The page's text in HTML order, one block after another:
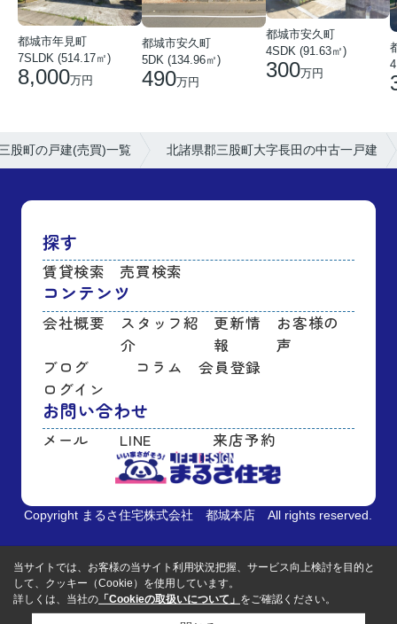
都城市年見町
7SLDK (514.17㎡)
8,000万円
都城市安久町
5DK (134.96㎡)
490万円
都城市安久町
4SDK (91.63㎡)
300万円
股町の戸建(売買)一覧 北諸県郡三股町大字長田の中古一戸建
探す
賃貸検索 売買検索
コンテンツ
会社概要
スタッフ紹
介
更新情
報
お客様の
声
ブログ
コラム
会員登録
ログイン
お問い合わせ
メール LINE 来店予約
Copyright まるさ住宅株式会社 都城本店 All rights reserved.
当サイトでは、お客様の当サイト利用状況把握、サービス向上検討を目的と
して、クッキー（Cookie）を使用しています。
詳しくは、当社の 「Cookieの取扱いについて」 をご確認ください。